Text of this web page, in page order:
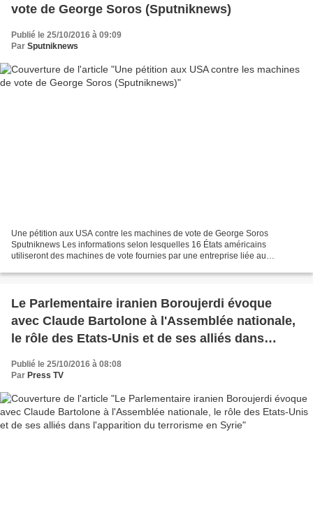
vote de George Soros (Sputniknews)
Publié le 25/10/2016 à 09:09
Par Sputniknews
Une pétition aux USA contre les machines de vote de George Soros
Sputniknews Les informations selon lesquelles 16 États américains
utiliseront des machines de vote fournies par une entreprise liée au
Le Parlementaire iranien Boroujerdi évoque
avec Claude Bartolone à l'Assemblée nationale,
le rôle des Etats-Unis et de ses alliés dans
Publié le 25/10/2016 à 08:08
Par Press TV